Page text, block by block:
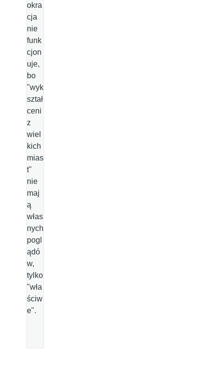
okra
cja
nie
funk
cjon
uje,
bo
"wyk
ształ
ceni
z
wiel
kich
mias
t"
nie
maj
ą
włas
nych
pogl
ądó
w,
tylko
"wła
ściw
e".